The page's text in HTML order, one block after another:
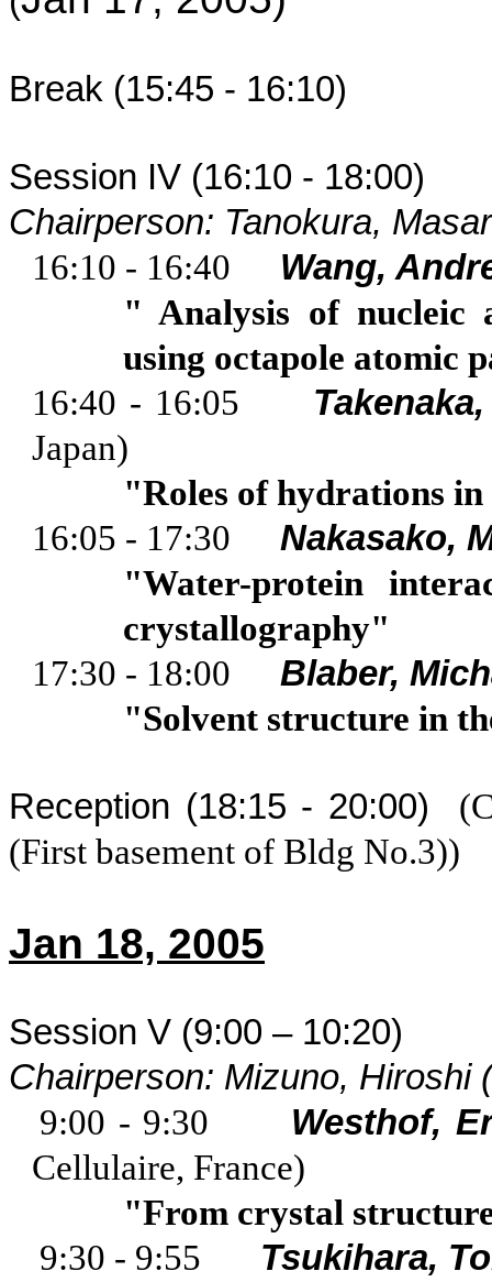
Break (15:45 - 16:10)
Session IV (16:10 - 18:00)
Chairperson: Tanokura,
16:10 - 16:40
Wang,
" Analysis of nucleic
using octapole atomic
16:40 - 16:05
Takenaka
Japan)
"Roles of hydrations
16:05 - 17:30
Nakasako,
"Water-protein
crystallography"
17:30 - 18:00
Blaber,
"Solvent structure in
Reception (18:15 - 20:00)
(First basement of Bldg No.3))
Jan 18, 2005
Session V (9:00 – 10:20)
Chairperson: Mizuno, Hiroshi
9:00 - 9:30
Westhof,
Cellulaire, France)
"From crystal
9:30 - 9:55
Tsukihara,